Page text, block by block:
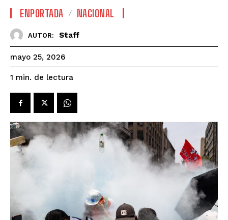
ENPORTADA NACIONAL
AUTOR: Staff
mayo 25, 2026
1 min. de lectura